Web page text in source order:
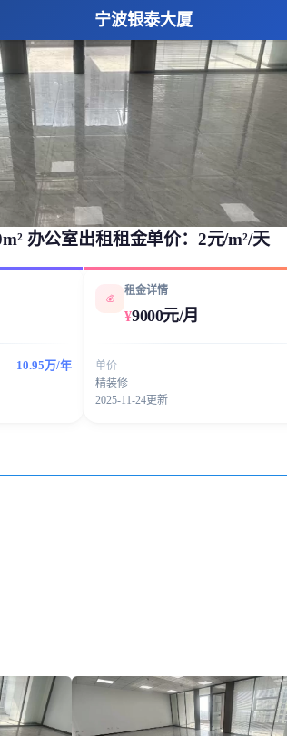
宁波银泰大厦
办公室出租租金单价：2元/m²/天
10.95万/年
💰
租金详情
¥9000元/月
单价
精装修
2025-11-24更新